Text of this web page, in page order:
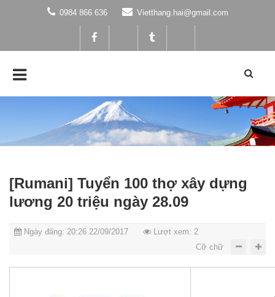
0984 866 636 Vietthang.hai@gmail.com
[Rumani] Tuyển 100 thợ xây dựng
lương 20 triệu ngày 28.09
Ngày đăng: 20:26 22/09/2017
Lượt xem: 2
Cỡ chữ